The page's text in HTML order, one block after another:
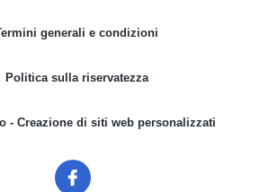
generali e condizioni
Politica sulla riservatezza
- Creazione di siti web personalizzati